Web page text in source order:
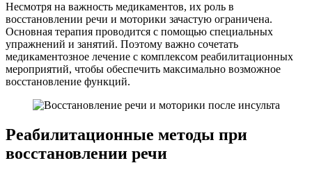
Несмотря на важность медикаментов, их роль в
восстановлении речи и моторики зачастую ограничена.
Основная терапия проводится с помощью специальных
упражнений и занятий. Поэтому важно сочетать
медикаментозное лечение с комплексом реабилитационных
мероприятий, чтобы обеспечить максимально возможное
восстановление функций.
Реабилитационные методы при
восстановлении речи